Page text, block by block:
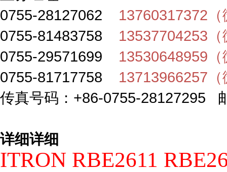
0755-28127062 13760317372
0755-81483758 13537704253
0755-29571699 13530648959
0755-81717758 13713966257
传真号码：+86-0755-28127295
详细详细
ITRON RBE2611